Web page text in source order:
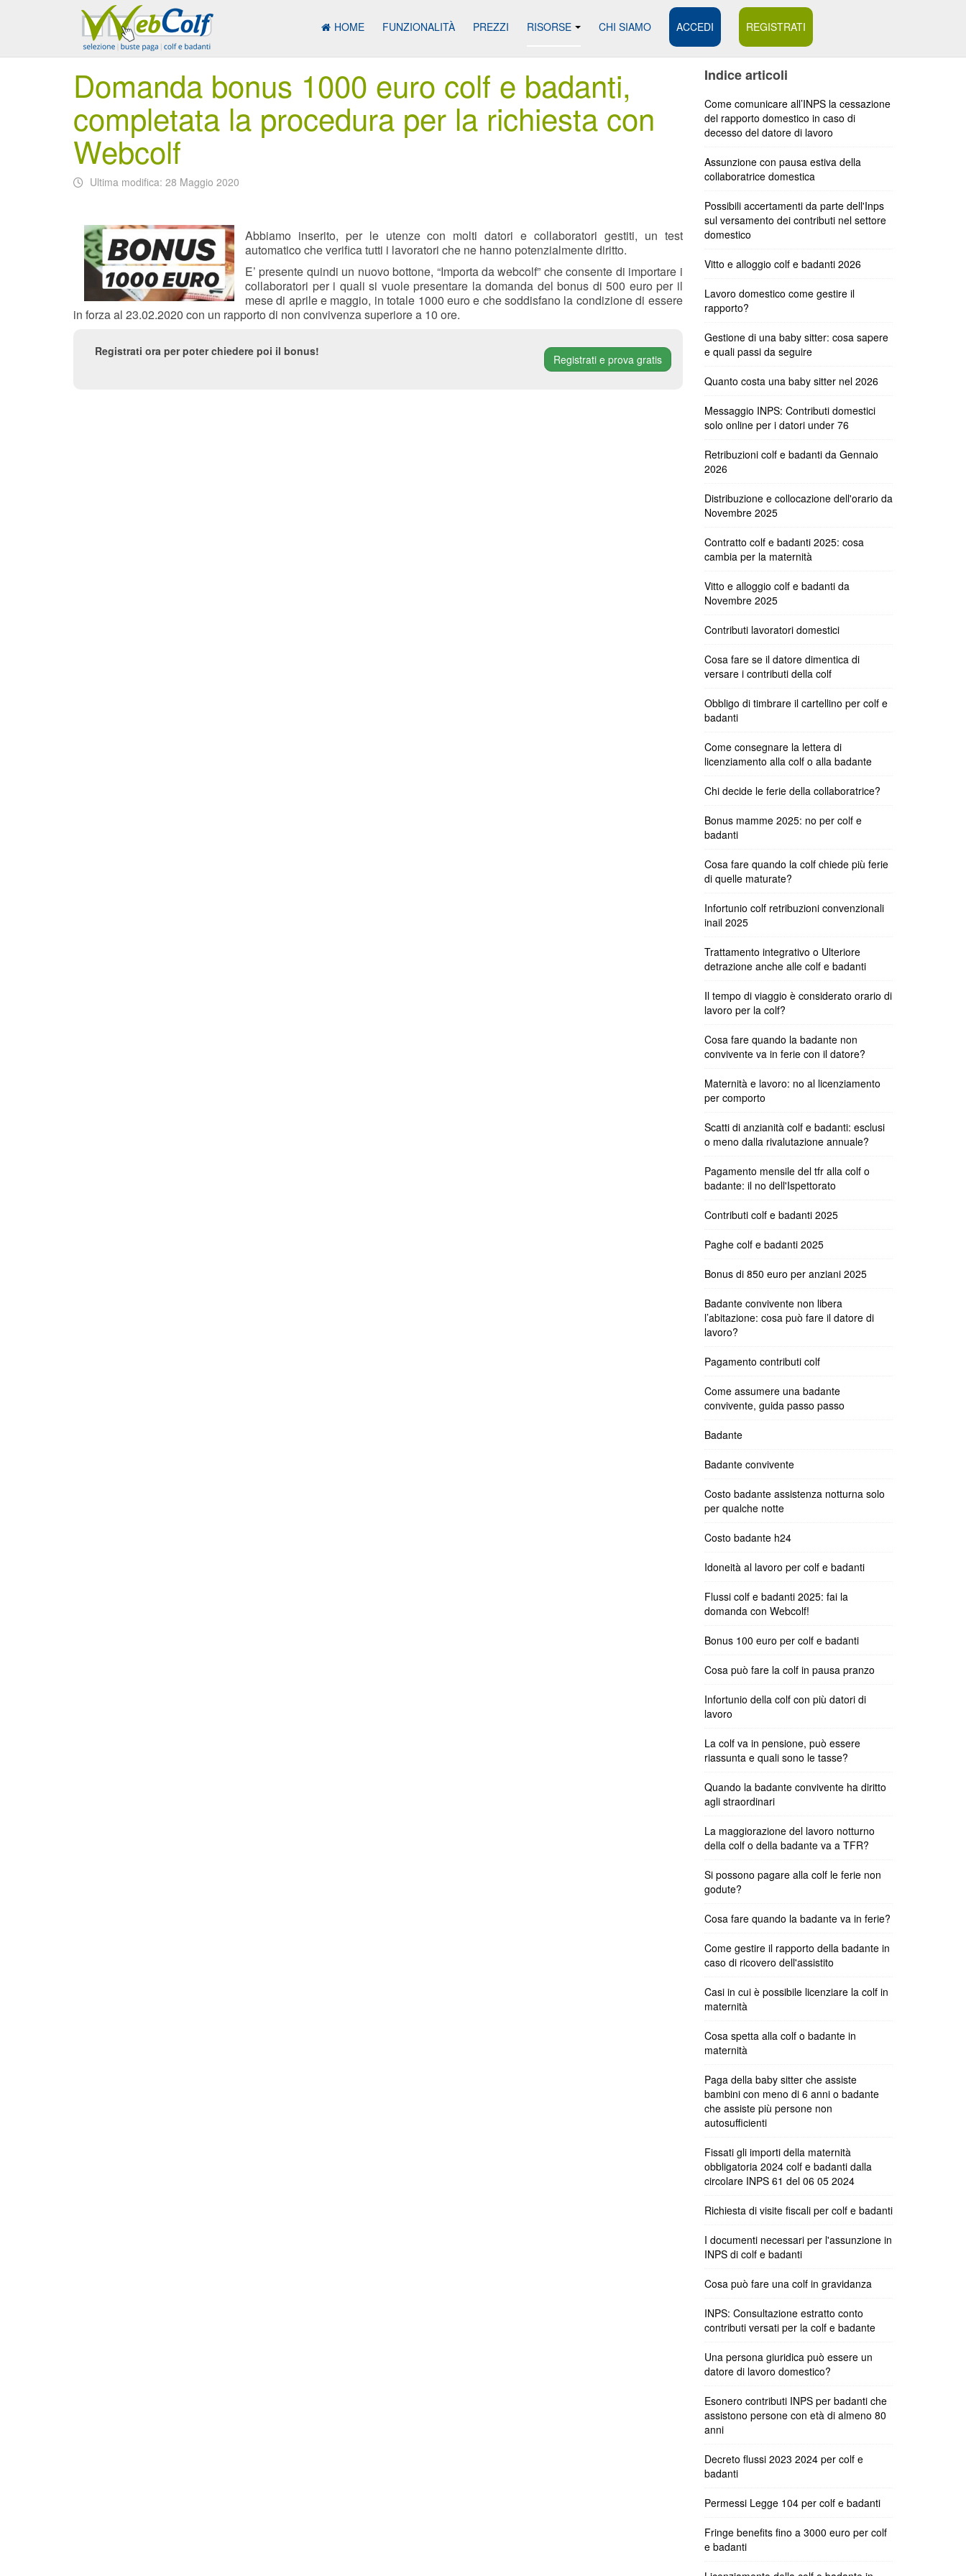
HOME FUNZIONALITÀ PREZZI RISORSE CHI SIAMO ACCEDI REGISTRATI
Domanda bonus 1000 euro colf e badanti,
completata la procedura per la richiesta con
Webcolf
Ultima modifica: 28 Maggio 2020
Abbiamo inserito, per le utenze con molti datori e collaboratori gestiti, un test
automatico che verifica tutti i lavoratori che ne hanno potenzialmente diritto.
E’ presente quindi un nuovo bottone, “Importa da webcolf” che consente di importare i
collaboratori per i quali si vuole presentare la domanda del bonus di 500 euro per il
mese di aprile e maggio, in totale 1000 euro e che soddisfano la condizione di essere
in forza al 23.02.2020 con un rapporto di non convivenza superiore a 10 ore.
Registrati ora per poter chiedere poi il bonus!
Registrati e prova gratis
Indice articoli
Come comunicare all’INPS la cessazione
del rapporto domestico in caso di
decesso del datore di lavoro
Assunzione con pausa estiva della
collaboratrice domestica
Possibili accertamenti da parte dell'Inps
sul versamento dei contributi nel settore
domestico
Vitto e alloggio colf e badanti 2026
Lavoro domestico come gestire il
rapporto?
Gestione di una baby sitter: cosa sapere
e quali passi da seguire
Quanto costa una baby sitter nel 2026
Messaggio INPS: Contributi domestici
solo online per i datori under 76
Retribuzioni colf e badanti da Gennaio
2026
Distribuzione e collocazione dell'orario da
Novembre 2025
Contratto colf e badanti 2025: cosa
cambia per la maternità
Vitto e alloggio colf e badanti da
Novembre 2025
Contributi lavoratori domestici
Cosa fare se il datore dimentica di
versare i contributi della colf
Obbligo di timbrare il cartellino per colf e
badanti
Come consegnare la lettera di
licenziamento alla colf o alla badante
Chi decide le ferie della collaboratrice?
Bonus mamme 2025: no per colf e
badanti
Cosa fare quando la colf chiede più ferie
di quelle maturate?
Infortunio colf retribuzioni convenzionali
inail 2025
Trattamento integrativo o Ulteriore
detrazione anche alle colf e badanti
Il tempo di viaggio è considerato orario di
lavoro per la colf?
Cosa fare quando la badante non
convivente va in ferie con il datore?
Maternità e lavoro: no al licenziamento
per comporto
Scatti di anzianità colf e badanti: esclusi
o meno dalla rivalutazione annuale?
Pagamento mensile del tfr alla colf o
badante: il no dell'Ispettorato
Contributi colf e badanti 2025
Paghe colf e badanti 2025
Bonus di 850 euro per anziani 2025
Badante convivente non libera
l’abitazione: cosa può fare il datore di
lavoro?
Pagamento contributi colf
Come assumere una badante
convivente, guida passo passo
Badante
Badante convivente
Costo badante assistenza notturna solo
per qualche notte
Costo badante h24
Idoneità al lavoro per colf e badanti
Flussi colf e badanti 2025: fai la
domanda con Webcolf!
Bonus 100 euro per colf e badanti
Cosa può fare la colf in pausa pranzo
Infortunio della colf con più datori di
lavoro
La colf va in pensione, può essere
riassunta e quali sono le tasse?
Quando la badante convivente ha diritto
agli straordinari
La maggiorazione del lavoro notturno
della colf o della badante va a TFR?
Si possono pagare alla colf le ferie non
godute?
Cosa fare quando la badante va in ferie?
Come gestire il rapporto della badante in
caso di ricovero dell'assistito
Casi in cui è possibile licenziare la colf in
maternità
Cosa spetta alla colf o badante in
maternità
Paga della baby sitter che assiste
bambini con meno di 6 anni o badante
che assiste più persone non
autosufficienti
Fissati gli importi della maternità
obbligatoria 2024 colf e badanti dalla
circolare INPS 61 del 06 05 2024
Richiesta di visite fiscali per colf e badanti
I documenti necessari per l'assunzione in
INPS di colf e badanti
Cosa può fare una colf in gravidanza
INPS: Consultazione estratto conto
contributi versati per la colf e badante
Una persona giuridica può essere un
datore di lavoro domestico?
Esonero contributi INPS per badanti che
assistono persone con età di almeno 80
anni
Decreto flussi 2023 2024 per colf e
badanti
Permessi Legge 104 per colf e badanti
Fringe benefits fino a 3000 euro per colf
e badanti